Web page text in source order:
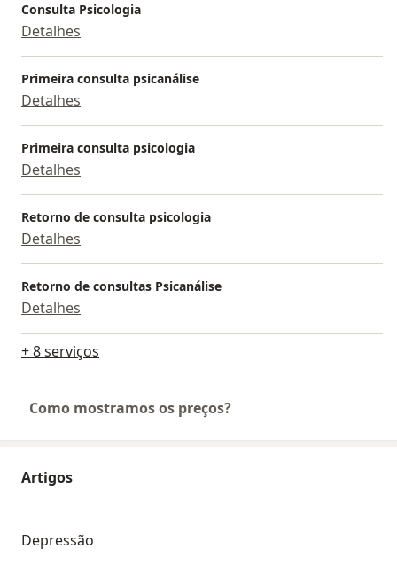
Consulta Psicologia
Detalhes
Primeira consulta psicanálise
Detalhes
Primeira consulta psicologia
Detalhes
Retorno de consulta psicologia
Detalhes
Retorno de consultas Psicanálise
Detalhes
+ 8 serviços
Como mostramos os preços?
Artigos
Depressão